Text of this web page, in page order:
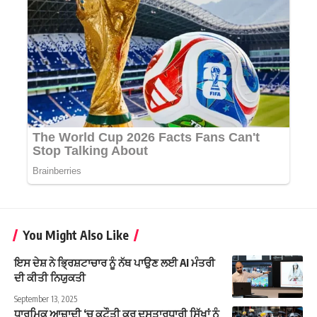
You Might Also Like
ਇਸ ਦੇਸ਼ ਨੇ ਭ੍ਰਿਸ਼ਟਾਚਾਰ ਨੂੰ ਨੱਥ ਪਾਉਣ ਲਈ AI ਮੰਤਰੀ
ਦੀ ਕੀਤੀ ਨਿਯੁਕਤੀ
September 13, 2025
ਧਾਰਮਿਕ ਆਜ਼ਾਦੀ ‘ਚ ਕਟੌਤੀ ਕਰ ਦਸਤਾਰਧਾਰੀ ਸਿੱਖਾਂ ਨੂੰ